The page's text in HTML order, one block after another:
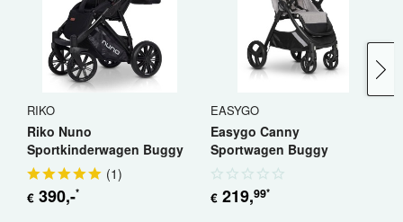
RIKO
Riko Nuno
Sportkinderwagen Buggy
Jogger
(1)
€ 390,-*
EASYGO
Easygo Canny
Sportwagen Buggy
€ 219,99*